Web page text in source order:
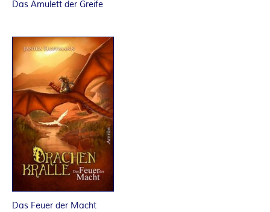
E
N
K
R
E
I
S
Das Amulett der Greife
Das Feuer der Macht